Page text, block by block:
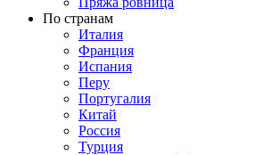
По странам
Италия
Франция
Испания
Перу
Португалия
Китай
Россия
Турция